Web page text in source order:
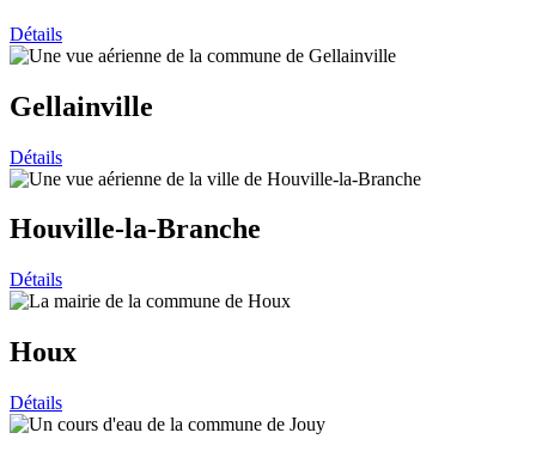
Détails
Gellainville
Détails
Houville-la-Branche
Détails
Houx
Détails